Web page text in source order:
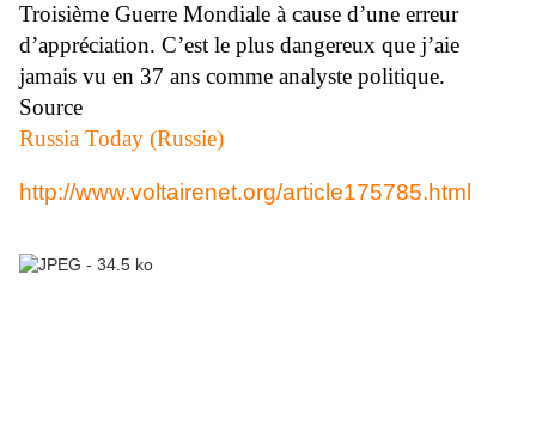
Troisième Guerre Mondiale à cause d’une erreur
d’appréciation. C’est le plus dangereux que j’aie
jamais vu en 37 ans comme analyste politique.
Source
Russia Today (Russie)
http://www.voltairenet.org/article175785.html